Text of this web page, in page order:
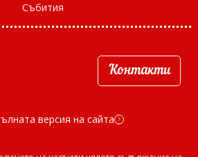
Събития
Контакти
версия на сайта d